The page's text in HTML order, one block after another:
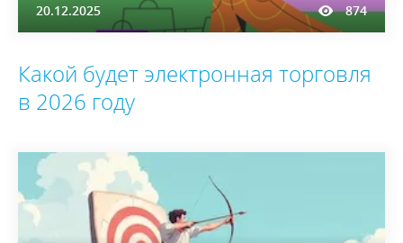
20.12.2025 874
Какой будет электронная торговля
в 2026 году